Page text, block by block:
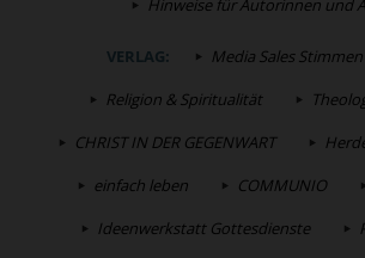
VERLAG:
Media Sales
Religion & Spiritualität
CHRIST IN DER GEGENWART
einfach leben
COMMUNIO
Ideenwerkstatt Gottesdienste